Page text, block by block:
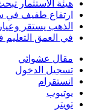
هيئة الاستثمار
ارتفاع طفيف في
الذهب يستقر وعيار 21 يسجل 6115 جنيهًا اليوم الأحد
في العمق
مقال عشوائي
تسجيل الدخول
انستقرام
يوتيوب
تويتر